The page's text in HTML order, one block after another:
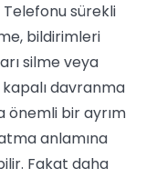
sürekli
bildirimleri
silme veya
davranma
önemli bir ayrım
anlamına
Fakat daha